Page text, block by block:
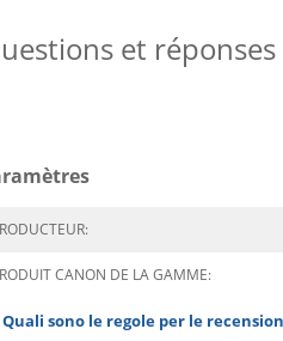
et réponses
CANON DE LA GAMME:
Quali sono le regole per le